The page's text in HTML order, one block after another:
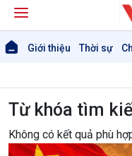
Giới thiệu Thời sự
Giới thiệu
Từ khóa tìm
Không có kết quả phù